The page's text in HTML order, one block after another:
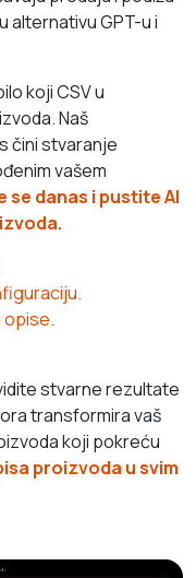
alternativu GPT-u i
koji CSV u
Naš
čini stvaranje
vašem
se danas i pustite AI
opise.
stvarne rezultate
transformira vaš
koji pokreću
proizvoda u svim